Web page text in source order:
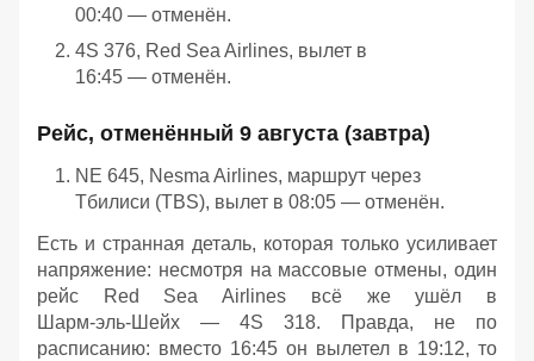
00:40 — отменён.
4S 376, Red Sea Airlines, вылет в
16:45 — отменён.
Рейс, отменённый 9 августа (завтра)
NE 645, Nesma Airlines, маршрут через
Тбилиси (TBS), вылет в 08:05 — отменён.
Есть и странная деталь, которая только усиливает
напряжение: несмотря на массовые отмены, один
рейс Red Sea Airlines всё же ушёл в
Шарм‑эль‑Шейх — 4S 318. Правда, не по
расписанию: вместо 16:45 он вылетел в 19:12, то